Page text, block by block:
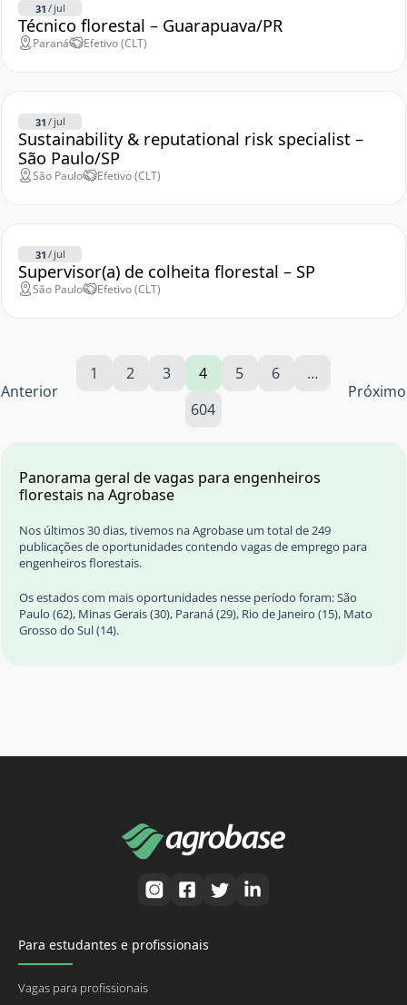
31 / jul
Técnico florestal – Guarapuava/PR
Paraná Efetivo (CLT)
31 / jul
Sustainability & reputational risk specialist –
São Paulo/SP
São Paulo Efetivo (CLT)
31 / jul
Supervisor(a) de colheita florestal – SP
São Paulo Efetivo (CLT)
Anterior
1 2 3 4 5 6
…
604
Próximo
Panorama geral de vagas para engenheiros
florestais na Agrobase
Nos últimos 30 dias, tivemos na Agrobase um total de 249
publicações de oportunidades contendo vagas de emprego para
engenheiros florestais.
Os estados com mais oportunidades nesse período foram: São
Paulo (62), Minas Gerais (30), Paraná (29), Rio de Janeiro (15), Mato
Grosso do Sul (14).
Para estudantes e profissionais
Vagas para profissionais